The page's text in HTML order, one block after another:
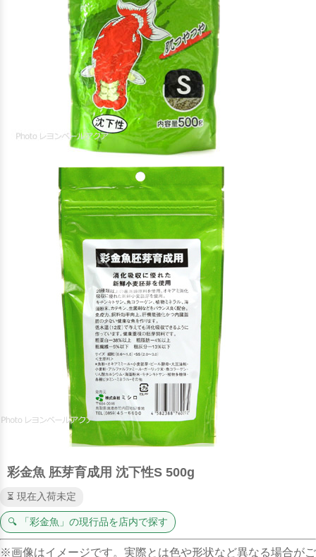
彩金魚 胚芽育成用 沈下性S 500g
⏳ 現在入荷未定
🔍 「彩金魚」の現行品を店内で探す
※画像はイメージです。実際とは色や形状など異なる場合がご